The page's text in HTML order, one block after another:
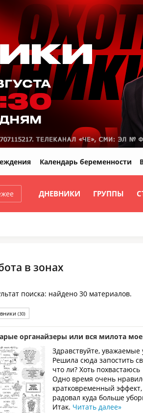
ДНЕВНИКИ ГРУППЫ
Календарь беременности
в зонах
поиска: найдено 30 материалов.
(30)
органайзеры или вся милота
Здравствуйте,
Решила сюда запостить
что ли? Хоть похвастаюсь
Одно время очень
кратковременный
радовал куда больше
Итак. Читать далее»